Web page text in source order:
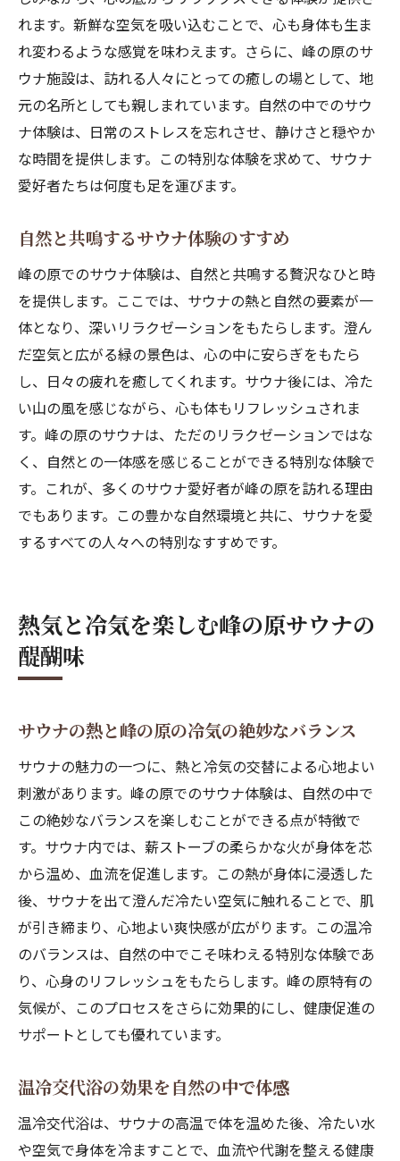
れます。新鮮な空気を吸い込むことで、心も身体も生ま
れ変わるような感覚を味わえます。さらに、峰の原のサ
ウナ施設は、訪れる人々にとっての癒しの場として、地
元の名所としても親しまれています。自然の中でのサウ
ナ体験は、日常のストレスを忘れさせ、静けさと穏やか
な時間を提供します。この特別な体験を求めて、サウナ
愛好者たちは何度も足を運びます。
自然と共鳴するサウナ体験のすすめ
峰の原でのサウナ体験は、自然と共鳴する贅沢なひと時
を提供します。ここでは、サウナの熱と自然の要素が一
体となり、深いリラクゼーションをもたらします。澄ん
だ空気と広がる緑の景色は、心の中に安らぎをもたら
し、日々の疲れを癒してくれます。サウナ後には、冷た
い山の風を感じながら、心も体もリフレッシュされま
す。峰の原のサウナは、ただのリラクゼーションではな
く、自然との一体感を感じることができる特別な体験で
す。これが、多くのサウナ愛好者が峰の原を訪れる理由
でもあります。この豊かな自然環境と共に、サウナを愛
するすべての人々への特別なすすめです。
熱気と冷気を楽しむ峰の原サウナの
醍醐味
サウナの熱と峰の原の冷気の絶妙なバランス
サウナの魅力の一つに、熱と冷気の交替による心地よい
刺激があります。峰の原でのサウナ体験は、自然の中で
この絶妙なバランスを楽しむことができる点が特徴で
す。サウナ内では、薪ストーブの柔らかな火が身体を芯
から温め、血流を促進します。この熱が身体に浸透した
後、サウナを出て澄んだ冷たい空気に触れることで、肌
が引き締まり、心地よい爽快感が広がります。この温冷
のバランスは、自然の中でこそ味わえる特別な体験であ
り、心身のリフレッシュをもたらします。峰の原特有の
気候が、このプロセスをさらに効果的にし、健康促進の
サポートとしても優れています。
温冷交代浴の効果を自然の中で体感
温冷交代浴は、サウナの高温で体を温めた後、冷たい水
や空気で身体を冷ますことで、血流や代謝を整える健康